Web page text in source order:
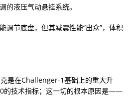
的液压气动悬挂系统。
调节底盘，但其减震性能“出众”，体积
是在Challenger-1基础上的重大升
的技术指标；这一切的根本原因是——